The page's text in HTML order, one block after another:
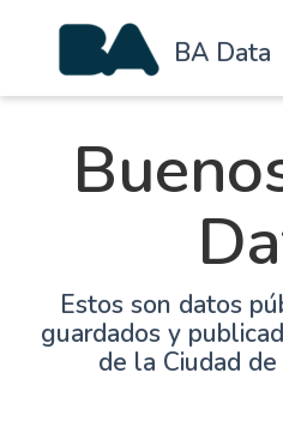
BA Data
Estos son datos
guardados y
de la Ciudad